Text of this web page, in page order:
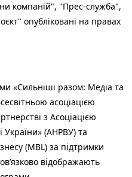
компаній", "Прес-служба",
опубліковані на правах
«Сильніші разом: Медіа та
асоціацією
з Асоціацією
України» (АНРВУ) та
(MBL) за підтримки
відображають